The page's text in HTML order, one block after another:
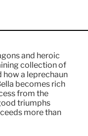
and heroic
collection of
how a leprechaun
becomes rich
from the
triumphs
more than